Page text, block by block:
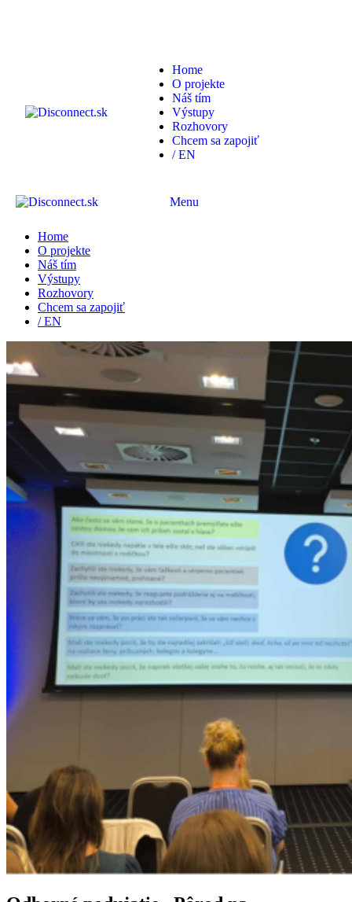
Home
O projekte
Náš tím
Výstupy
Rozhovory
Chcem sa zapojiť
/ EN
Menu
Home
O projekte
Náš tím
Výstupy
Rozhovory
Chcem sa zapojiť
/ EN